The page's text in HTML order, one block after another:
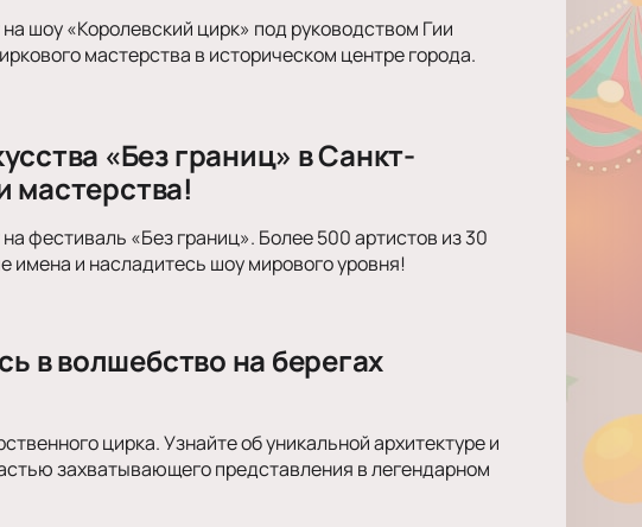
шоу «Королевский цирк» под руководством Гии
мастерства в историческом центре города.
«Без границ» в Санкт-
мастерства!
фестиваль «Без границ». Более 500 артистов из 30
имена и насладитесь шоу мирового уровня!
в волшебство на берегах
цирка. Узнайте об уникальной архитектуре и
захватывающего представления в легендарном